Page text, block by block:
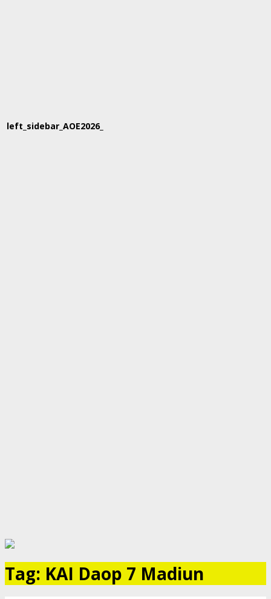
left_sidebar_AOE2026_160x600_1
Tag: KAI Daop 7 Madiun